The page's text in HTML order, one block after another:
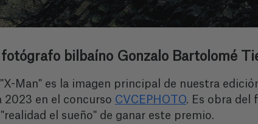
fotógrafo bilbaíno Gonzalo Bartolomé
Man" es la imagen principal de nuestra
2023 en el concurso CVCEPHOTO. Es obra del
el sueño" de ganar este premio.